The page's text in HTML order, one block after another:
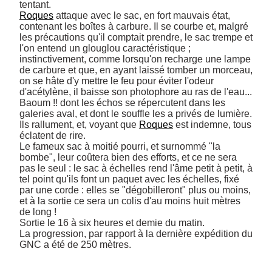
Roques attaque avec le sac, en fort mauvais état,
contenant les boîtes à carbure. Il se courbe et, malgré
les précautions qu'il comptait prendre, le sac trempe et
l'on entend un glouglou caractéristique ;
instinctivement, comme lorsqu'on recharge une lampe
de carbure et que, en ayant laissé tomber un morceau,
on se hâte d'y mettre le feu pour éviter l'odeur
d'acétylène, il baisse son photophore au ras de l'eau...
Baoum !! dont les échos se répercutent dans les
galeries aval, et dont le souffle les a privés de lumière.
Ils rallument, et, voyant que Roques est indemne, tous
éclatent de rire.
Le fameux sac à moitié pourri, et surnommé "la
bombe", leur coûtera bien des efforts, et ce ne sera
pas le seul : le sac à échelles rend l'âme petit à petit, à
tel point qu'ils font un paquet avec les échelles, fixé
par une corde : elles se "dégobilleront" plus ou moins,
et à la sortie ce sera un colis d'au moins huit mètres
de long !
Sortie le 16 à six heures et demie du matin.
La progression, par rapport à la dernière expédition du
GNC a été de 250 mètres.